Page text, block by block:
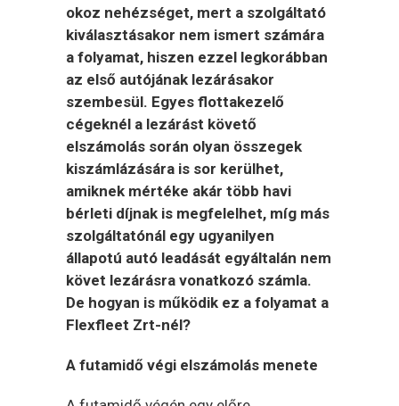
okoz nehézséget, mert a szolgáltató
kiválasztásakor nem ismert számára
a folyamat, hiszen ezzel legkorábban
az első autójának lezárásakor
szembesül. Egyes flottakezelő
cégeknél a lezárást követő
elszámolás során olyan összegek
kiszámlázására is sor kerülhet,
amiknek mértéke akár több havi
bérleti díjnak is megfelelhet, míg más
szolgáltatónál egy ugyanilyen
állapotú autó leadását egyáltalán nem
követ lezárásra vonatkozó számla.
De hogyan is működik ez a folyamat a
Flexfleet Zrt-nél?
A futamidő végi elszámolás menete